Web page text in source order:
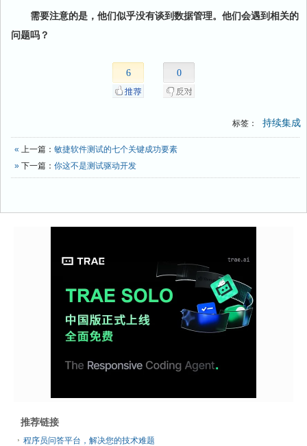
需要注意的是，他们似乎没有谈到数据管理。他们会遇到相关的
问题吗？​
6 0
标签： 持续集成
« 上一篇： 敏捷软件测试的七个关键成功要素​
» 下一篇： 你这不是测试驱动开发
推荐链接
程序员问答平台，解决您的技术难题